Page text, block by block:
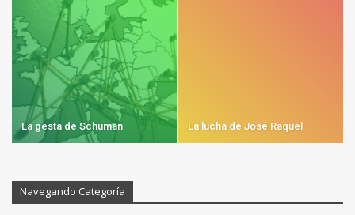
La gesta de Schuman La lucha de José Raquel
Navegando Categoría